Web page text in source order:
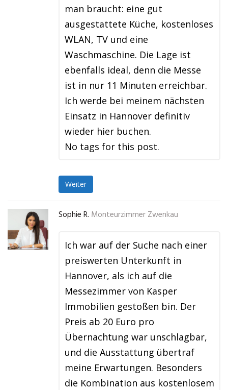
man braucht: eine gut
ausgestattete Küche, kostenloses
WLAN, TV und eine
Waschmaschine. Die Lage ist
ebenfalls ideal, denn die Messe
ist in nur 11 Minuten erreichbar.
Ich werde bei meinem nächsten
Einsatz in Hannover definitiv
wieder hier buchen.
No tags for this post.
Weiter
Sophie R. Monteurzimmer Zwenkau
Ich war auf der Suche nach einer
preiswerten Unterkunft in
Hannover, als ich auf die
Messezimmer von Kasper
Immobilien gestoßen bin. Der
Preis ab 20 Euro pro
Übernachtung war unschlagbar,
und die Ausstattung übertraf
meine Erwartungen. Besonders
die Kombination aus kostenlosem